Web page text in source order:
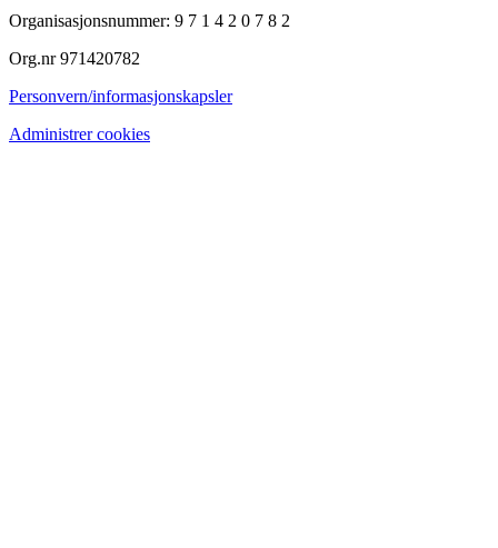
Organisasjonsnummer: 9 7 1 4 2 0 7 8 2
Org.nr 971420782
Personvern/informasjonskapsler
Administrer cookies